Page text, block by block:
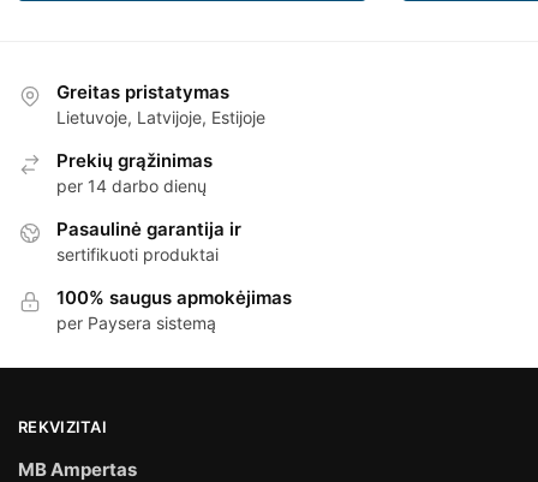
Greitas pristatymas
Lietuvoje, Latvijoje, Estijoje
Prekių grąžinimas
per 14 darbo dienų
Pasaulinė garantija ir
sertifikuoti produktai
100% saugus apmokėjimas
per Paysera sistemą
REKVIZITAI
MB Ampertas